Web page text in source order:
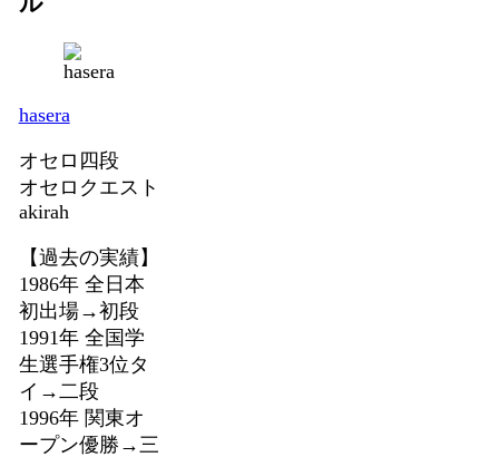
hasera
オセロ四段
オセロクエスト
akirah
【過去の実績】
1986年 全日本
初出場→初段
1991年 全国学
生選手権3位タ
イ→二段
1996年 関東オ
ープン優勝→三